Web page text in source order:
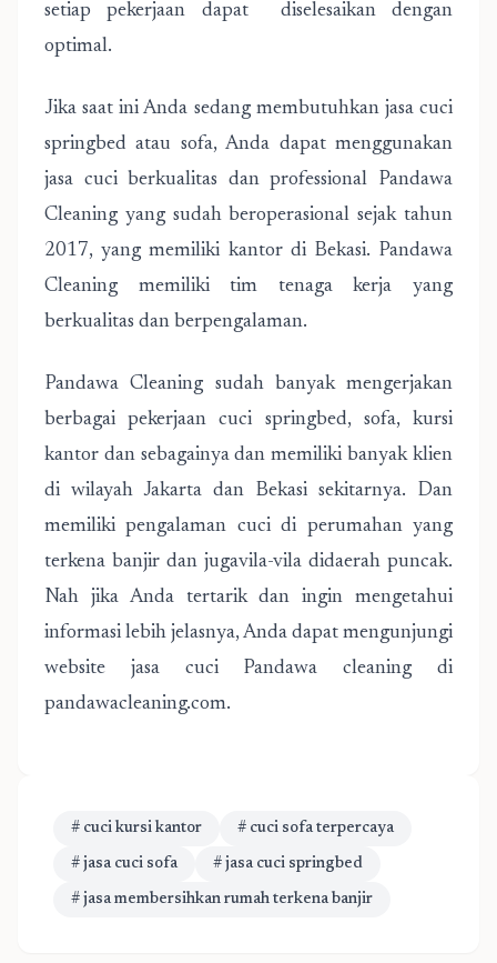
setiap pekerjaan dapat diselesaikan dengan
optimal.
Jika saat ini Anda sedang membutuhkan jasa cuci
springbed atau sofa, Anda dapat menggunakan
jasa cuci berkualitas dan professional Pandawa
Cleaning yang sudah beroperasional sejak tahun
2017, yang memiliki kantor di Bekasi. Pandawa
Cleaning memiliki tim tenaga kerja yang
berkualitas dan berpengalaman.
Pandawa Cleaning sudah banyak mengerjakan
berbagai pekerjaan cuci springbed, sofa, kursi
kantor dan sebagainya dan memiliki banyak klien
di wilayah Jakarta dan Bekasi sekitarnya. Dan
memiliki pengalaman cuci di perumahan yang
terkena banjir dan jugavila-vila didaerah puncak.
Nah jika Anda tertarik dan ingin mengetahui
informasi lebih jelasnya, Anda dapat mengunjungi
website jasa cuci Pandawa cleaning di
pandawacleaning.com.
# cuci kursi kantor # cuci sofa terpercaya
# jasa cuci sofa # jasa cuci springbed
# jasa membersihkan rumah terkena banjir